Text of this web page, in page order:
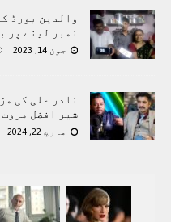
نمبر لینے پر
جون 14, 2023
نادر علی کی
شیر افضل
مارچ 22, 2024